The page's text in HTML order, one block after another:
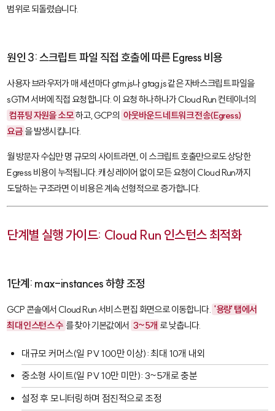
범위로 되돌렸습니다.
원인 3: 스크립트 파일 직접 호출에 따른 Egress 비용
사용자 브라우저가 매 세션마다gtm.js나gtag.js같은 자바스크립트 파일을
sGTM 서버에 직접 요청합니다. 이 요청 하나하나가 Cloud Run 컨테이너의
컴퓨팅 자원을 소모 하고, GCP의 아웃바운드 네트워크 전송(Egress)
요금 을 발생시킵니다.
월 방문자 수십만 명 규모의 사이트라면, 이 스크립트 호출만으로도 상당한
Egress 비용이 누적됩니다. 캐싱 레이어 없이 모든 요청이 Cloud Run까지
도달하는 구조라면 이 비용은 계속 선형적으로 증가합니다.
단계별 실행 가이드: Cloud Run 인스턴스 최적화
1단계: max-instances 하향 조정
GCP 콘솔에서 Cloud Run 서비스 편집 화면으로 이동합니다. '용량' 탭에서
최대 인스턴스 수 를 찾아 기본값에서 3~5개 로 낮춥니다.
대규모 커머스(일 PV 100만 이상): 최대 10개 내외
중소형 사이트(일 PV 10만 미만): 3~5개로 충분
설정 후 모니터링하며 점진적으로 조정